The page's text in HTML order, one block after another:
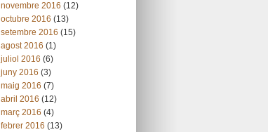
novembre 2016 (12)
octubre 2016 (13)
setembre 2016 (15)
agost 2016 (1)
juliol 2016 (6)
juny 2016 (3)
maig 2016 (7)
abril 2016 (12)
març 2016 (4)
febrer 2016 (13)